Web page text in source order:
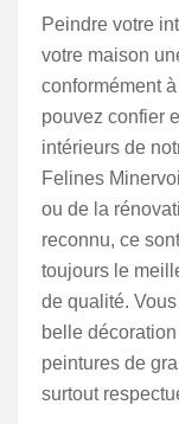
Peindre votre
votre maison
conformément
pouvez confier
intérieurs de
Felines
ou de la
reconnu, ce
toujours le
de qualité.
belle
peintures de
surtout